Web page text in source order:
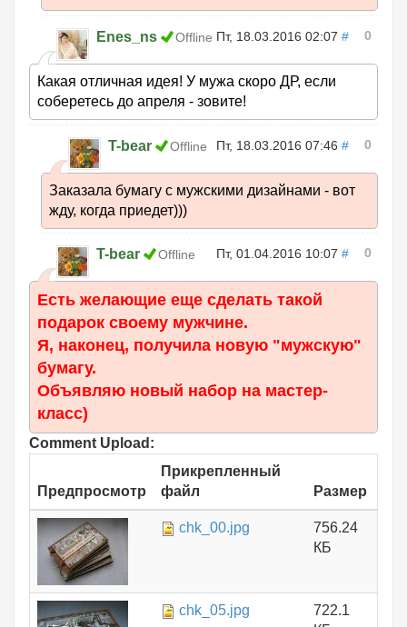
Enes_ns Offline Пт, 18.03.2016 02:07 # 0
Какая отличная идея! У мужа скоро ДР, если
соберетесь до апреля - зовите!
T-bear Offline Пт, 18.03.2016 07:46 # 0
Заказала бумагу с мужскими дизайнами - вот
жду, когда приедет)))
T-bear Offline Пт, 01.04.2016 10:07 # 0
Есть желающие еще сделать такой
подарок своему мужчине.
Я, наконец, получила новую "мужскую"
бумагу.
Объявляю новый набор на мастер-
класс)
Comment Upload:
Предпросмотр
Прикрепленный
файл
Размер
chk_00.jpg
756.24
КБ
chk_05.jpg
722.1